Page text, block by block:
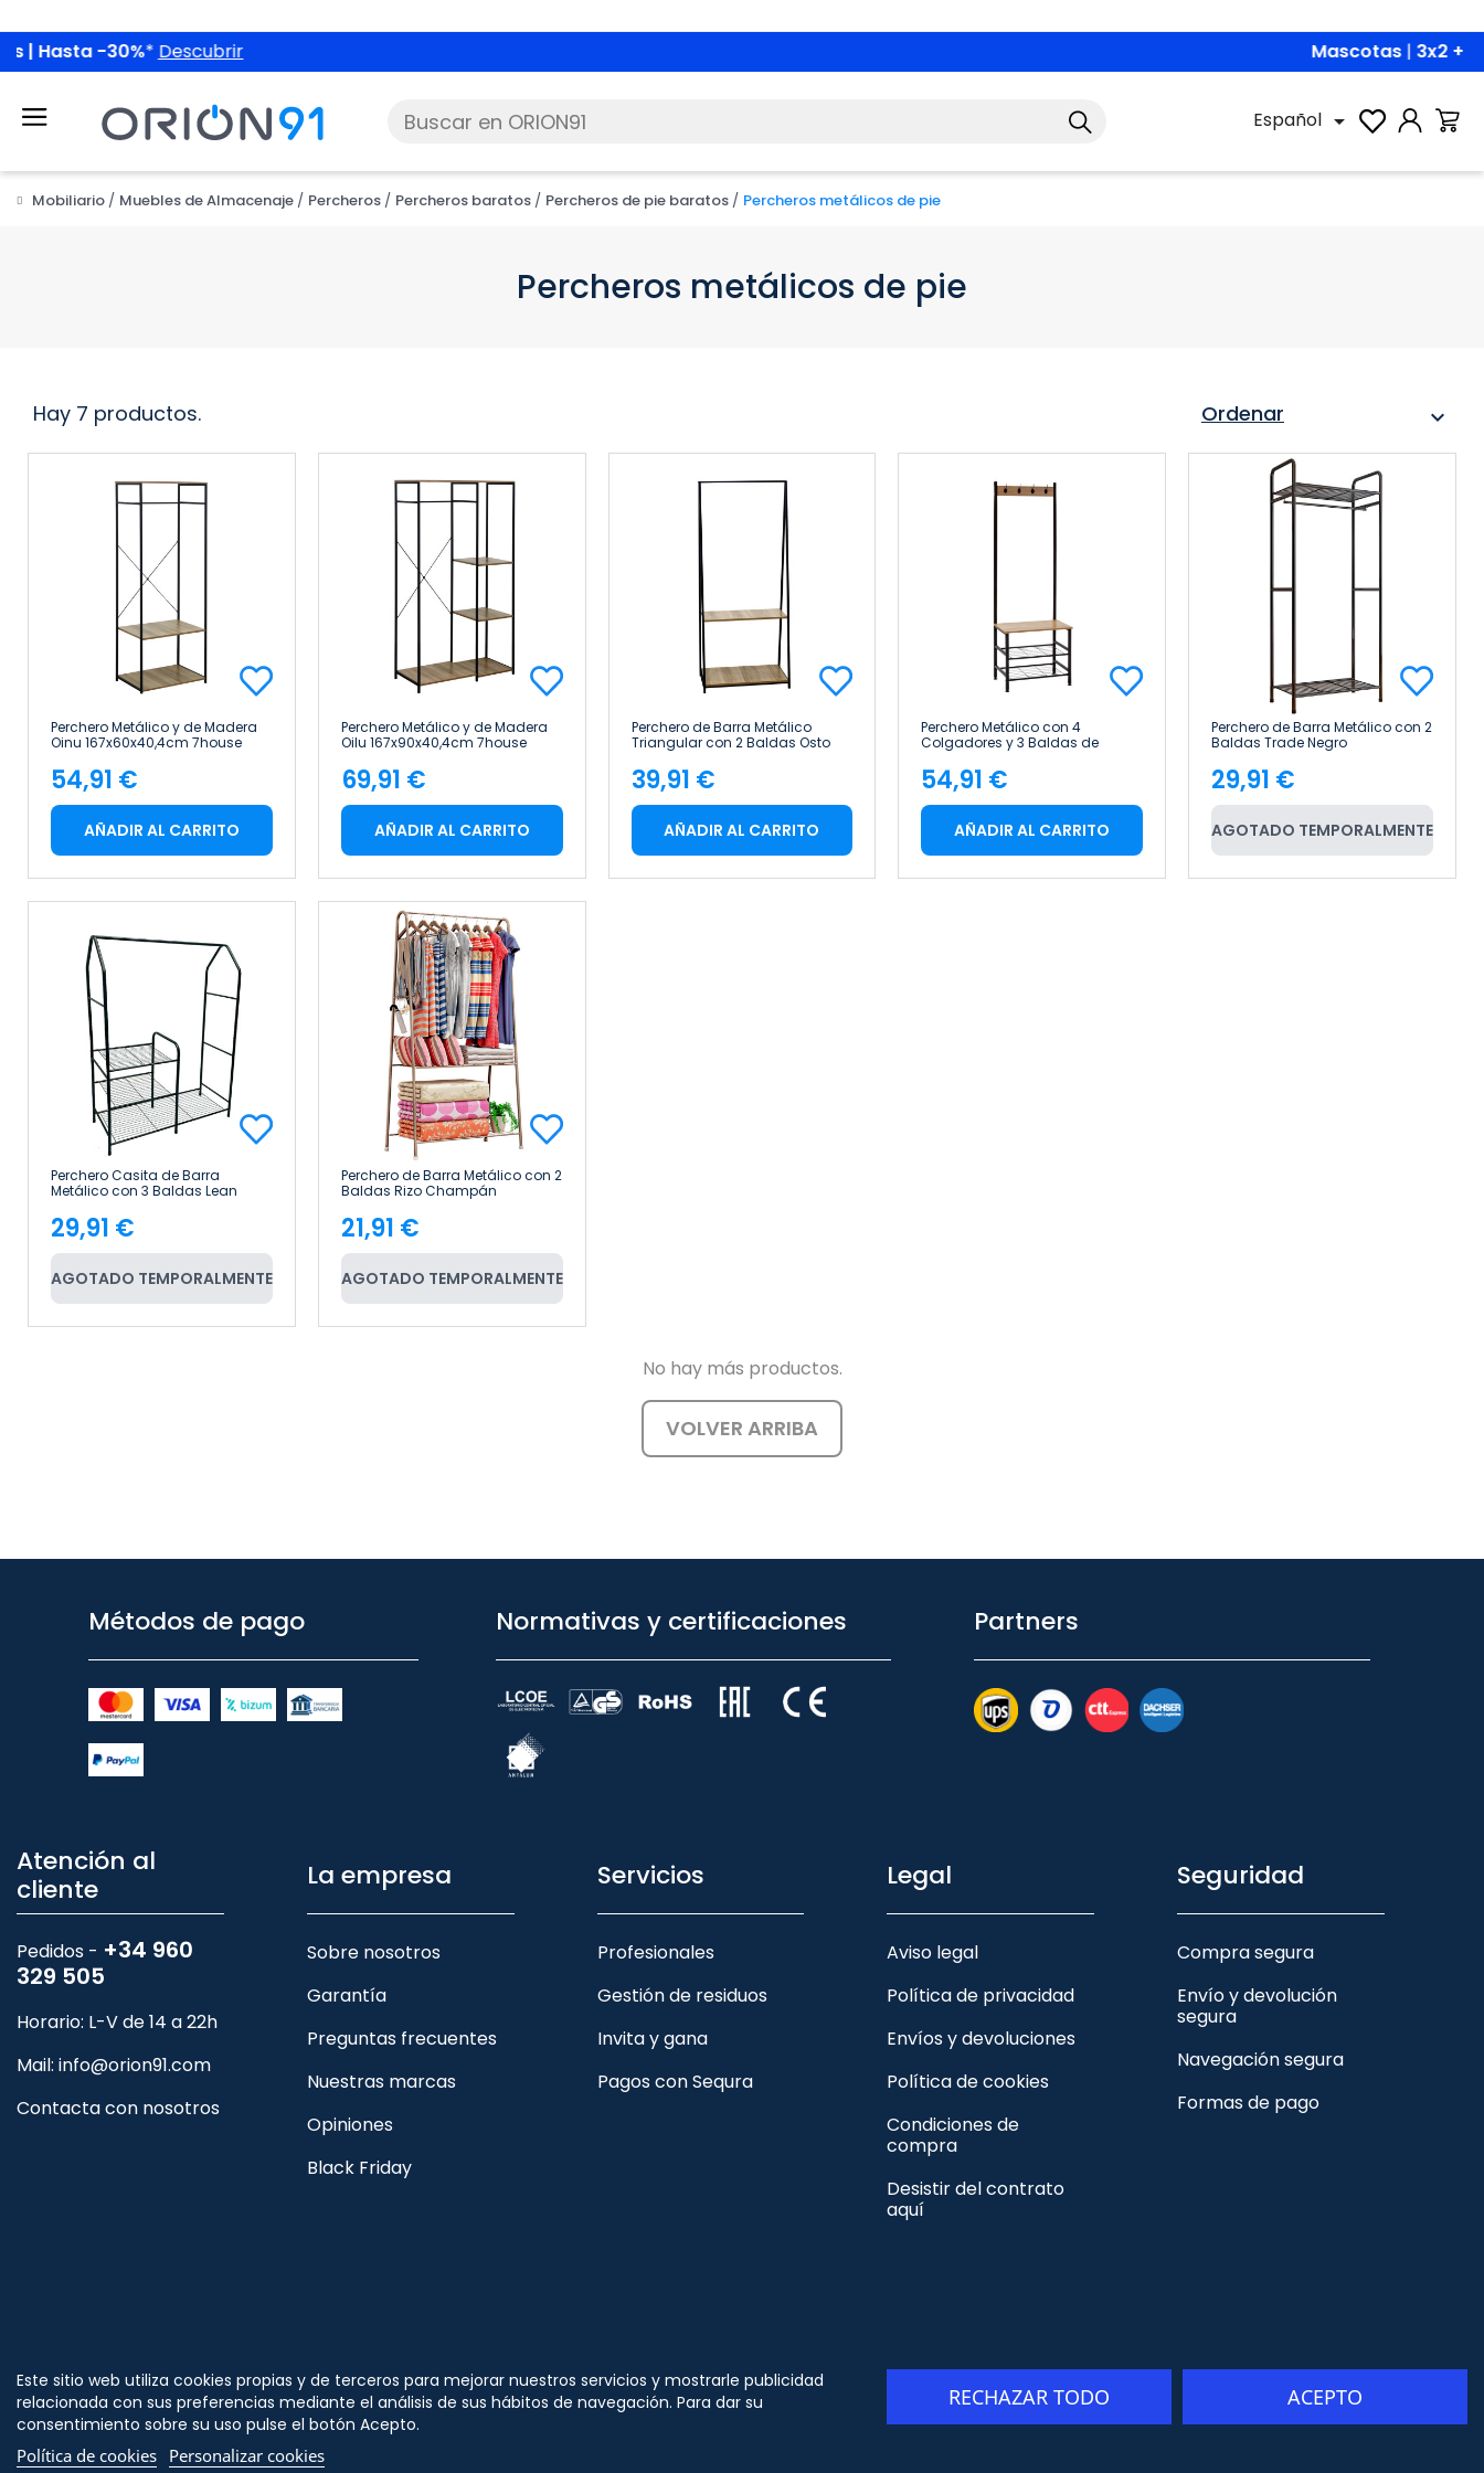
Español 
Mobiliario Muebles de Almacenaje Percheros Percheros baratos Percheros de pie baratos Percheros metálicos de pie
Percheros metálicos de pie
Hay 7 productos. Ordenar expand_more
Perchero Metálico y de Madera
Oinu 167x60x40,4cm 7house
Precio
54,91 €
AÑADIR AL CARRITO
Perchero Metálico y de Madera
Oilu 167x90x40,4cm 7house
Precio
69,91 €
AÑADIR AL CARRITO
Perchero de Barra Metálico
Triangular con 2 Baldas Osto
Precio
39,91 €
AÑADIR AL CARRITO
Perchero Metálico con 4
Colgadores y 3 Baldas de
7house
Precio
54,91 €
AÑADIR AL CARRITO
Perchero de Barra Metálico con 2
Baldas Trade Negro
Precio
29,91 €
AGOTADO TEMPORALMENTE
Perchero Casita de Barra
Metálico con 3 Baldas Lean
Precio
29,91 €
AGOTADO TEMPORALMENTE
Perchero de Barra Metálico con 2
Baldas Rizo Champán
Precio
21,91 €
AGOTADO TEMPORALMENTE
No hay más productos.
VOLVER ARRIBA
Métodos de pago Normativas y certificaciones Partners
Atención al
cliente
Pedidos - +34 960
329 505
Horario: L-V de 14 a 22h
Mail: info@orion91.com
Contacta con nosotros
La empresa
Sobre nosotros
Garantía
Preguntas frecuentes
Nuestras marcas
Opiniones
Black Friday
Servicios
Profesionales
Gestión de residuos
Invita y gana
Pagos con Sequra
Legal
Aviso legal
Política de privacidad
Envíos y devoluciones
Política de cookies
Condiciones de
compra
Desistir del contrato
aquí
Seguridad
Compra segura
Envío y devolución
segura
Navegación segura
Formas de pago
Este sitio web utiliza cookies propias y de terceros para mejorar nuestros servicios y mostrarle publicidad
relacionada con sus preferencias mediante el análisis de sus hábitos de navegación. Para dar su
consentimiento sobre su uso pulse el botón Acepto.
Política de cookies Personalizar cookies
RECHAZAR TODO ACEPTO
Síguenos
en
© Copyright - ORION91 - CIF B10982650- Todos los
derechos reservados